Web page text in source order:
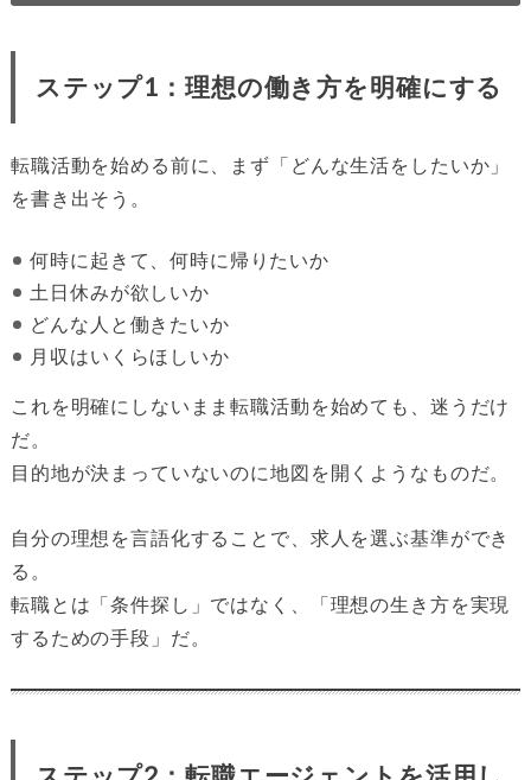
ステップ1：理想の働き方を明確にする
転職活動を始める前に、まず「どんな生活をしたいか」
を書き出そう。
何時に起きて、何時に帰りたいか
土日休みが欲しいか
どんな人と働きたいか
月収はいくらほしいか
これを明確にしないまま転職活動を始めても、迷うだけ
だ。
目的地が決まっていないのに地図を開くようなものだ。
自分の理想を言語化することで、求人を選ぶ基準ができ
る。
転職とは「条件探し」ではなく、「理想の生き方を実現
するための手段」だ。